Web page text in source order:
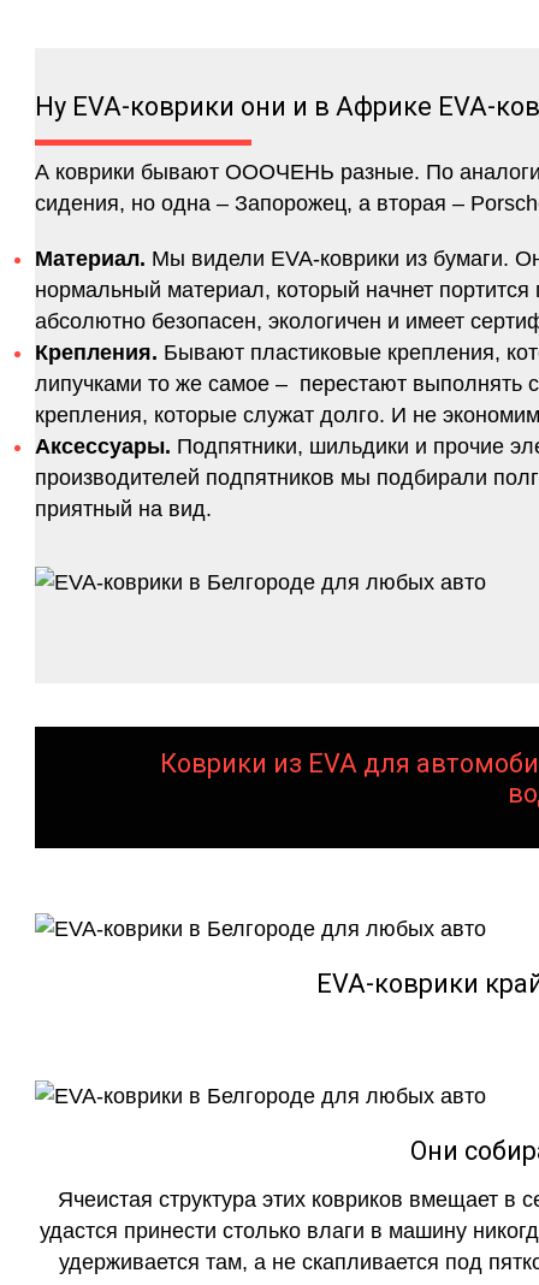
Ну EVA-коврики они и в Африке EVA-
А коврики бывают ОООЧЕНЬ разные. По
сидения, но одна – Запорожец, а вторая –
Материал. Мы видели EVA-коврики из бумаги.
нормальный материал, который начнет
абсолютно безопасен, экологичен и имеет
Крепления. Бывают пластиковые крепления,
липучками то же самое – перестают
крепления, которые служат долго. И не
Аксессуары. Подпятники, шильдики и прочие
производителей подпятников мы подбирали
приятный на вид.
Коврики из EVA для
EVA-коврики
Они
Ячеистая структура этих ковриков вмещает в
удастся принести столько влаги в машину
удерживается там, а не скапливается под